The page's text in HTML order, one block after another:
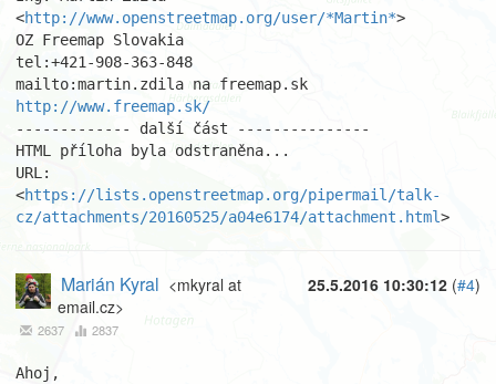
<http://www.openstreetmap.org/user/*Martin*>
OZ Freemap Slovakia
tel:+421-908-363-848
http://www.freemap.sk/
------------- další část ---------------
HTML příloha byla odstraněna...
URL:
<https://lists.openstreetmap.org/pipermail/talk-
cz/attachments/20160525/a04e6174/attachment.html>
25.5.2016 10:30:12 (#4)
Marián Kyral <mkyral at
email.cz>
2637 2837
Ahoj,